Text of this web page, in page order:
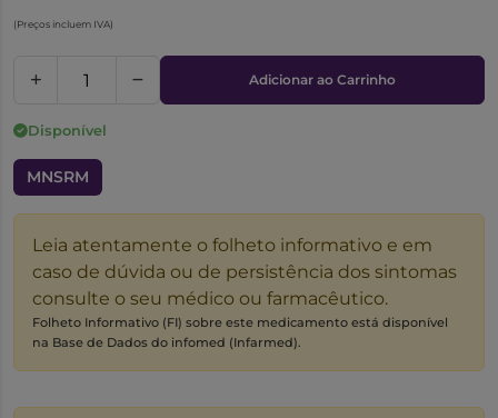
(Preços incluem IVA)
Adicionar ao Carrinho
Disponível
MNSRM
Leia atentamente o folheto informativo e em
caso de dúvida ou de persistência dos sintomas
consulte o seu médico ou farmacêutico.
Folheto Informativo (FI) sobre este medicamento está disponível
na Base de Dados do infomed (Infarmed).